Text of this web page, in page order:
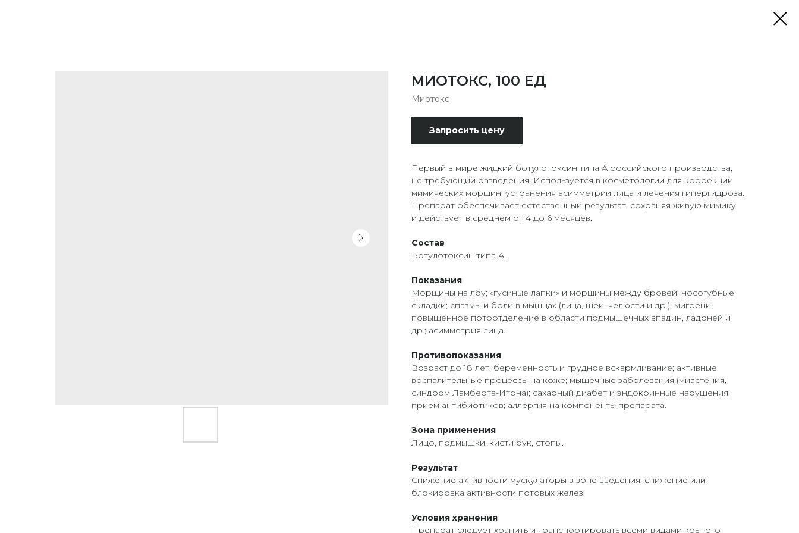
МИОТОКС, 100 ЕД
Миотокс
Запросить цену
Первый в мире жидкий ботулотоксин типа А российского производства,
не требующий разведения. Используется в косметологии для коррекции
мимических морщин, устранения асимметрии лица и лечения гипергидроза.
Препарат обеспечивает естественный результат, сохраняя живую мимику,
и действует в среднем от 4 до 6 месяцев.
Состав
Ботулотоксин типа А.
Показания
Морщины на лбу; «гусиные лапки» и морщины между бровей; носогубные
складки; спазмы и боли в мышцах (лица, шеи, челюсти и др.); мигрени;
повышенное потоотделение в области подмышечных впадин, ладоней и
др.; асимметрия лица.
Противопоказания
Возраст до 18 лет; беременность и грудное вскармливание; активные
воспалительные процессы на коже; мышечные заболевания (миастения,
синдром Ламберта-Итона); сахарный диабет и эндокринные нарушения;
прием антибиотиков; аллергия на компоненты препарата.
Зона применения
Лицо, подмышки, кисти рук, стопы.
Результат
Снижение активности мускулаторы в зоне введения, снижение или
блокировка активности потовых желез.
Условия хранения
Препарат следует хранить и транспортировать всеми видами крытого